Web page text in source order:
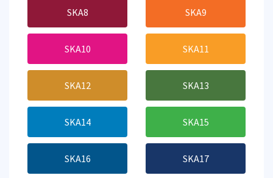
SKA8 SKA9
SKA10 SKA11
SKA12 SKA13
SKA14 SKA15
SKA16 SKA17